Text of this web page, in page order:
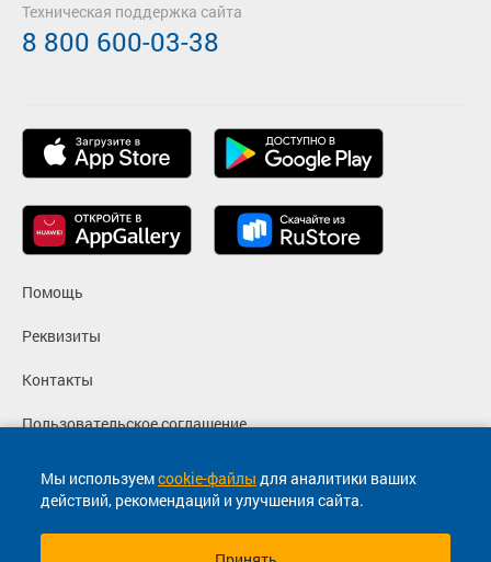
Мы используемcookie-файлы для аналитики ваших
действий, рекомендаций и улучшения сайта.
Помощь
Реквизиты
Контакты
Пользовательское соглашение
Политика конфиденциальности
Согласие на маркетинговые сообщения
Техническая поддержка сайта
8 800 600-03-38